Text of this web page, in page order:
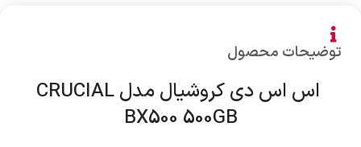
توضیحات محصول
اس اس دی کروشیال مدل CRUCIAL
BX500 500GB